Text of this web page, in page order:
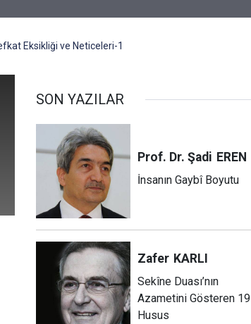
Eksikliği ve Neticeleri-1
SON YAZILAR
Prof. Dr. Şadi EREN
İnsanın Gaybî Boyutu
Zafer KARLI
Sekîne Duası’nın
Azametini Gösteren 19
Husus